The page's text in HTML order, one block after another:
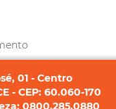
01 - Centro
- CEP: 60.060-170
0800.285.0880